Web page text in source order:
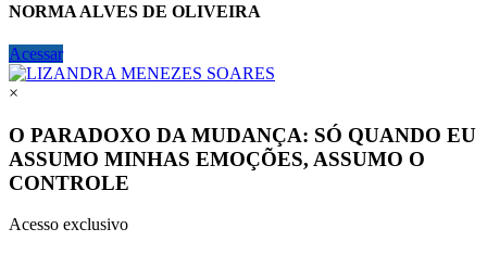
NORMA ALVES DE OLIVEIRA
Acessar
×
O PARADOXO DA MUDANÇA: SÓ QUANDO EU
ASSUMO MINHAS EMOÇÕES, ASSUMO O
CONTROLE
Acesso exclusivo